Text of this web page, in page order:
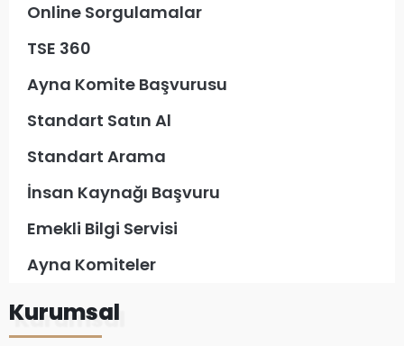
Online Sorgulamalar
TSE 360
Ayna Komite Başvurusu
Standart Satın Al
Standart Arama
İnsan Kaynağı Başvuru
Emekli Bilgi Servisi
Ayna Komiteler
Kurumsal